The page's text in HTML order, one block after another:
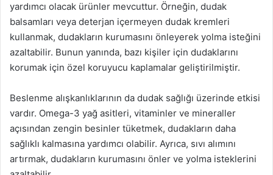
yardımcı olacak ürünler mevcuttur. Örneğin, dudak
balsamları veya deterjan içermeyen dudak kremleri
kullanmak, dudakların kurumasını önleyerek yolma isteğini
azaltabilir. Bunun yanında, bazı kişiler için dudaklarını
korumak için özel koruyucu kaplamalar geliştirilmiştir.
Beslenme alışkanlıklarının da dudak sağlığı üzerinde etkisi
vardır. Omega-3 yağ asitleri, vitaminler ve mineraller
açısından zengin besinler tüketmek, dudakların daha
sağlıklı kalmasına yardımcı olabilir. Ayrıca, sıvı alımını
artırmak, dudakların kurumasını önler ve yolma isteklerini